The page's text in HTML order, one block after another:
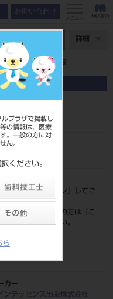
プラザで掲載し
の情報は、医療
。一般の方に対
ん。
ください。
ら
お問い合わせ
メニュー
詳細
センサス会議議事録
会議議事録
コード
の確認は『ログイン
』してご
ださい。
ト会員登録がまだの方は『
こ
』より登録ください。
日
05/29
カー
ンテッセンス出版株式会社